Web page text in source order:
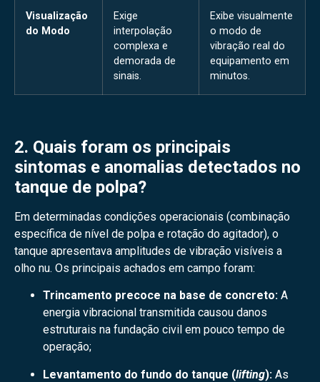
Visualização
do Modo
Exige
interpolação
complexa e
demorada de
sinais.
Exibe visualmente
o modo de
vibração real do
equipamento em
minutos.
2. Quais foram os principais
sintomas e anomalias detectados no
tanque de polpa?
Em determinadas condições operacionais (combinação
específica de nível de polpa e rotação do agitador), o
tanque apresentava amplitudes de vibração visíveis a
olho nu. Os principais achados em campo foram:
Trincamento precoce na base de concreto: A
energia vibracional transmitida causou danos
estruturais na fundação civil em pouco tempo de
operação;
Levantamento do fundo do tanque (lifting): As